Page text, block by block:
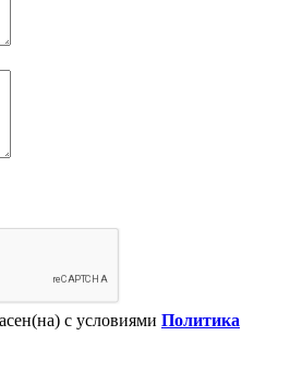
с условиями Политика